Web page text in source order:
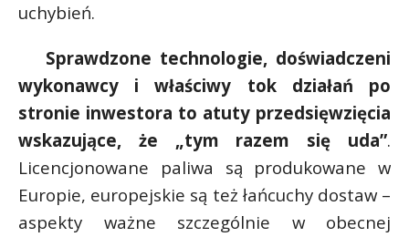
uchybień.
Sprawdzone technologie, doświadczeni
wykonawcy i właściwy tok działań po
stronie inwestora to atuty przedsięwzięcia
wskazujące, że „tym razem się uda”.
Licencjonowane paliwa są produkowane w
Europie, europejskie są też łańcuchy dostaw –
aspekty ważne szczególnie w obecnej